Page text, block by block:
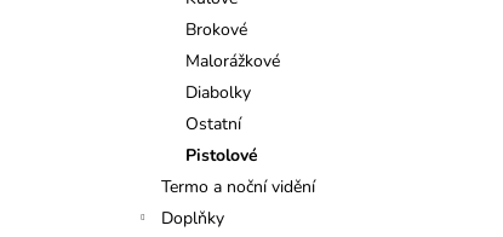
Brokové
Malorážkové
Diabolky
Ostatní
Pistolové
Termo a noční vidění
Doplňky
149 000 Kč